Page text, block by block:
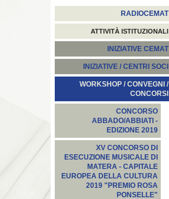
RADIOCEMAT
ATTIVITÀ ISTITUZIONALI
INIZIATIVE CEMAT
INIZIATIVE / CENTRI SOCI
WORKSHOP / CONVEGNI /
CONCORSI
CONCORSO
ABBADO/ABBIATI -
EDIZIONE 2019
XV CONCORSO DI
ESECUZIONE MUSICALE DI
MATERA - CAPITALE
EUROPEA DELLA CULTURA
2019 "PREMIO ROSA
PONSELLE"